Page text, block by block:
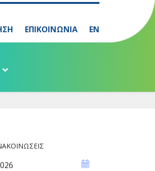
ΕΠΙΚΟΙΝΩΝΙΑ EN